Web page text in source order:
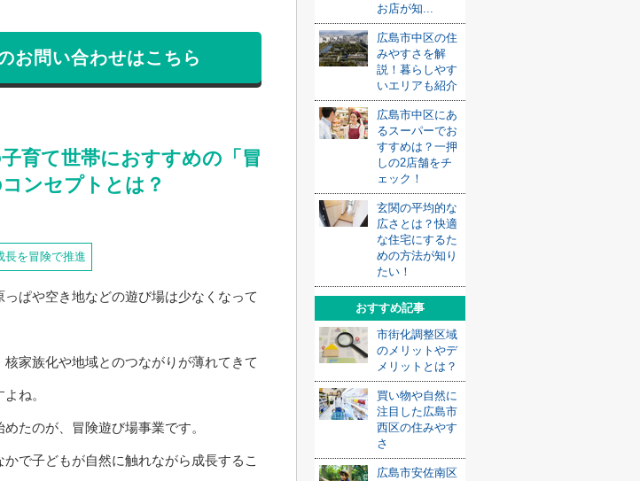
お問い合わせはこちら
育て世帯におすすめの「冒
ンセプトとは？
長を冒険で推進
ぱや空き地などの遊び場は少なくなって
家族化や地域とのつながりが薄れてきて
ね。
たのが、冒険遊び場事業です。
で子どもが自然に触れながら成長するこ
お店が知...
広島市中区の住
みやすさを解
説！暮らしやす
いエリアも紹介
広島市中区にあ
るスーパーでお
すすめは？一押
しの2店舗をチ
ェック！
玄関の平均的な
広さとは？快適
な住宅にするた
めの方法が知り
たい！
おすすめ記事
市街化調整区域
のメリットやデ
メリットとは？
買い物や自然に
注目した広島市
西区の住みやす
さ
広島市安佐南区